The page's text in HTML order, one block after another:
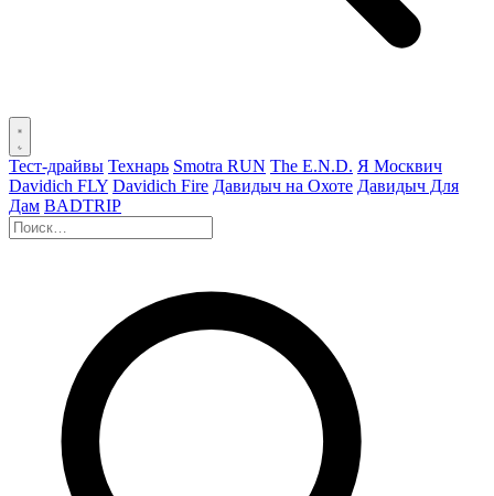
Тест-драйвы Технарь Smotra RUN The E.N.D. Я Москвич
Davidich FLY Davidich Fire Давидыч на Охоте Давидыч Для
Дам BADTRIP